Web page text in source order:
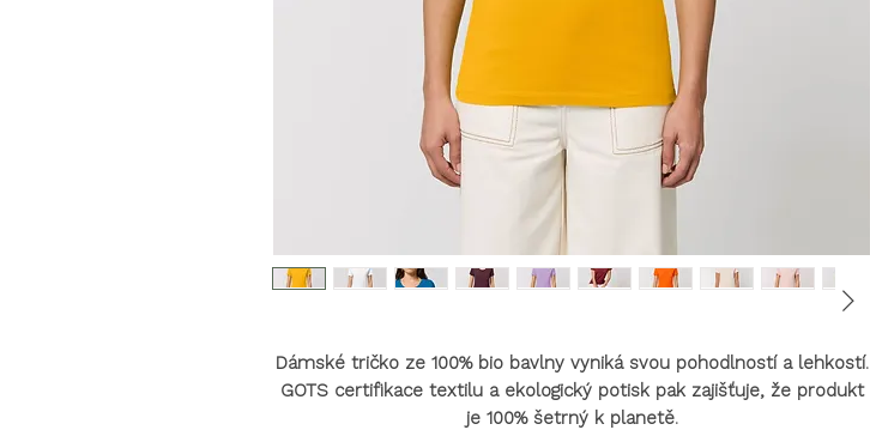
Dámské tričko ze 100% bio bavlny vyniká svou pohodlností a lehkostí.
GOTS certifikace textilu a ekologický potisk pak zajišťuje, že produkt
je 100% šetrný k planetě.